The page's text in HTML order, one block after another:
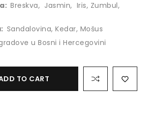
Breskva, Jasmin, Iris, Zumbul,
Sandalovina, Kedar, Mošus
u Bosni i Hercegovini
TO CART